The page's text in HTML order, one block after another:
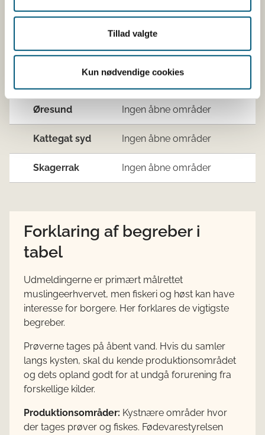
Tillad valgte
Kun nødvendige cookies
(S.
Vestlig Østersø Ingen åbne områder
Ingen åbne områder
Øresund Ingen åbne områder
Kattegat syd Ingen åbne områder
Skagerrak Ingen åbne områder
Forklaring af begreber i
tabel
Udmeldingerne er primært målrettet
muslingeerhvervet, men fiskeri og høst kan have
interesse for borgere. Her forklares de vigtigste
begreber.
Prøverne tages på åbent vand. Hvis du samler
langs kysten, skal du kende produktionsområdet
og dets opland godt for at undgå forurening fra
forskellige kilder.
Produktionsområder: Kystnære områder hvor
der tages prøver og fiskes. Fødevarestyrelsen